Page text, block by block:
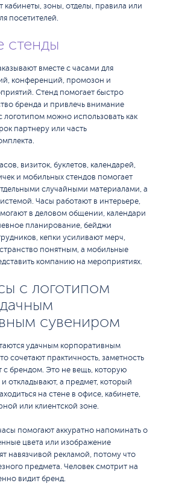
зоны, отделы, правила или
посетителей.
стенды
вместе с часами для
конференций, промозон и
Стенд помогает быстро
бренда и привлечь внимание
логотипом можно использовать как
партнеру или часть
визиток, буклетов, календарей,
и мобильных стендов помогает
случайными материалами, а
Часы работают в интерьере,
в деловом общении, календари
планирование, бейджи
кепки усиливают мерч,
понятным, а мобильные
компанию на мероприятиях.
с логотипом
сувениром
удачным корпоративным
сочетают практичность, заметность
с брендом. Это не вещь, которую
откладывают, а предмет, который
на стене в офисе, кабинете,
или клиентской зоне.
помогают аккуратно напоминать о
цвета или изображение
навязчивой рекламой, потому что
предмета. Человек смотрит на
видит бренд.